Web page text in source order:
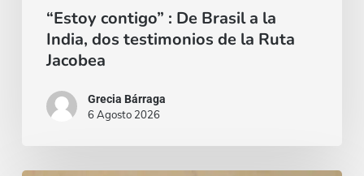
Ruta
Jacobea
“Estoy contigo” : De Brasil a la
India, dos testimonios de la Ruta
Jacobea
Grecia Bárraga
6 Agosto 2026